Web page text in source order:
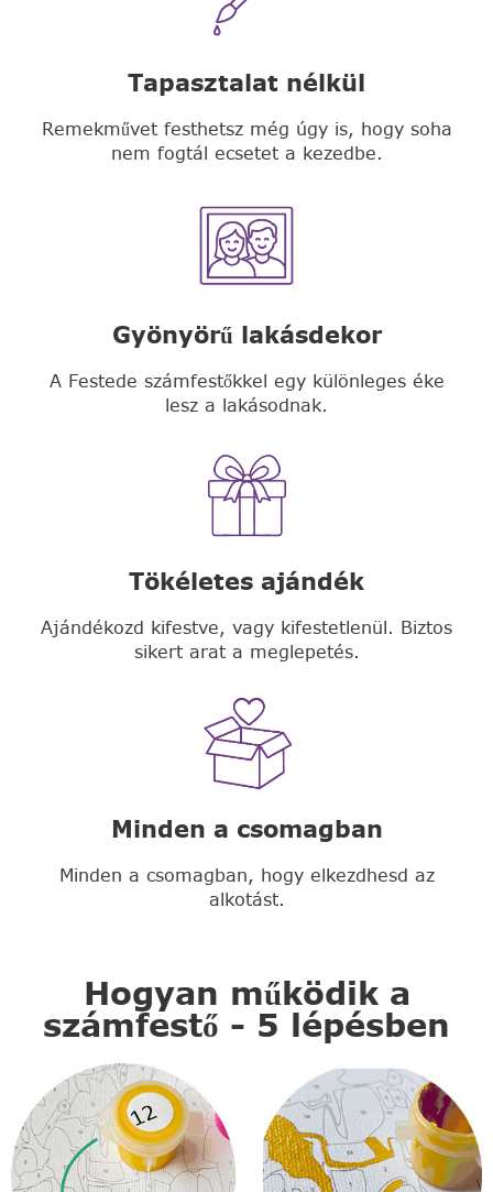
Tapasztalat nélkül
Remekművet festhetsz még úgy is, hogy soha
nem fogtál ecsetet a kezedbe.
Gyönyörű lakásdekor
A Festede számfestőkkel egy különleges éke
lesz a lakásodnak.
Tökéletes ajándék
Ajándékozd kifestve, vagy kifestetlenül. Biztos
sikert arat a meglepetés.
Minden a csomagban
Minden a csomagban, hogy elkezdhesd az
alkotást.
Hogyan működik a
számfestő - 5 lépésben